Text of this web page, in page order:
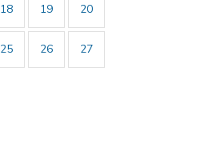
18 19 20
25 26 27